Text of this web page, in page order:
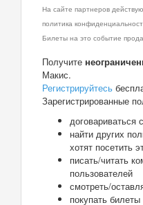
На сайте партнеров
политика
Билеты на это событие
Получите
Макис.
Регистрируйтесь
Зарегистрированные
договариваться
найти других
хотят посетить
писать/читать
пользователей
смотреть/
покупать билеты